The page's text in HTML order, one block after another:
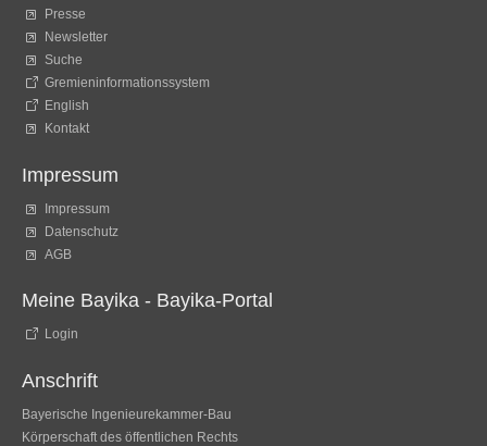
Presse
Newsletter
Suche
Gremieninformationssystem
English
Kontakt
Impressum
Impressum
Datenschutz
AGB
Meine Bayika - Bayika-Portal
Login
Anschrift
Bayerische Ingenieurekammer-Bau
Körperschaft des öffentlichen Rechts